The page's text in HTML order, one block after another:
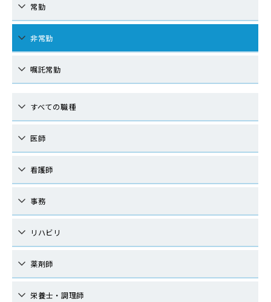
常勤
非常勤
嘱託常勤
すべての職種
医師
看護師
事務
リハビリ
薬剤師
栄養士・調理師